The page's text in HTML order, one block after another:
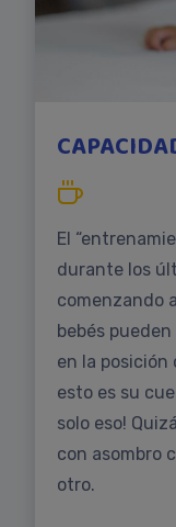
El
durante los
comenzando
bebés
en la posición
esto es su
solo eso!
con asombro
otro.